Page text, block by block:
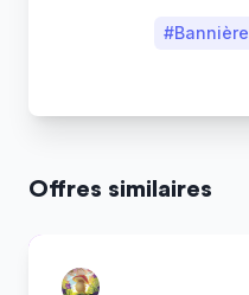
#Bannière
Offres similaires